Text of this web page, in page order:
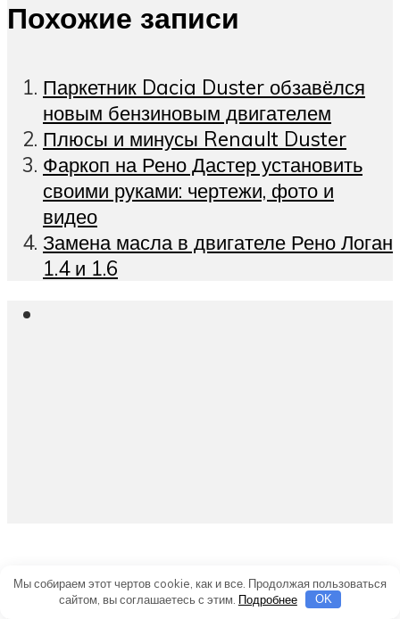
Похожие записи
Паркетник Dacia Duster обзавёлся
новым бензиновым двигателем
Плюсы и минусы Renault Duster
Фаркоп на Рено Дастер установить
своими руками: чертежи, фото и
видео
Замена масла в двигателе Рено Логан
1.4 и 1.6
Вам это будет
Мы собираем этот чертов cookie, как и все. Продолжая пользоваться
сайтом, вы соглашаетесь с этим. Подробнее OK